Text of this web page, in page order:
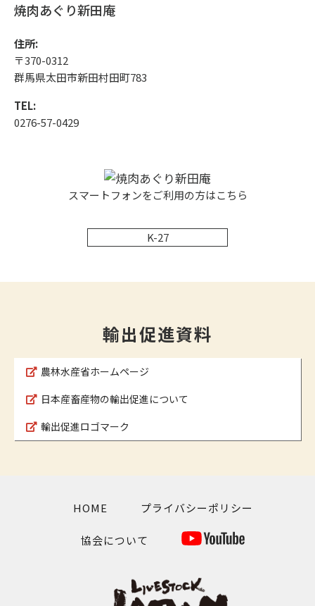
焼肉あぐり新田庵
住所:
〒370-0312
群馬県太田市新田村田町783
TEL:
0276-57-0429
スマートフォンをご利用の方はこちら
K-27
輸出促進資料
農林水産省ホームページ
日本産畜産物の輸出促進について
輸出促進ロゴマーク
HOME プライバシーポリシー
協会について